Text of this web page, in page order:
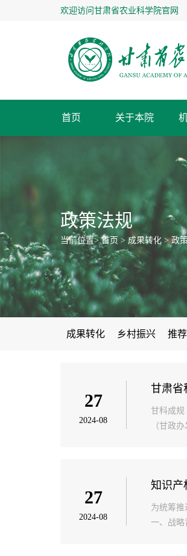
欢迎访问甘肃省农业科学院官网
首页 关于本院
创新文化
纪委、监察室
科研管理处
科技成果转化处
后勤服务中心
科研进展
通知公告
科技服务
知识产权
科普服务
优秀专家
新世纪百千万人才工程国家级人
选
甘肃省领军人才
政策法规
当前位置>首页> 成果转化 >政
成果转化 乡村振兴 推
27
2024-08
甘肃省
甘科成规
（甘政
27
2024-08
知识产
为统筹推
一、战略